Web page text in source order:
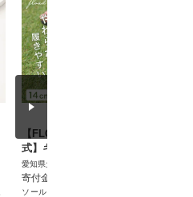
【FLOAD/フロード公
式】キッズサンダル(ブ
ラック/14cm)
愛知県犬山市
寄付金額
ソール部分が柔らかく、クッ